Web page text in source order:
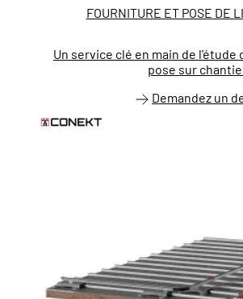
FOURNITURE ET POSE DE
Un service clé en main de l'étude
pose sur
Demandez un